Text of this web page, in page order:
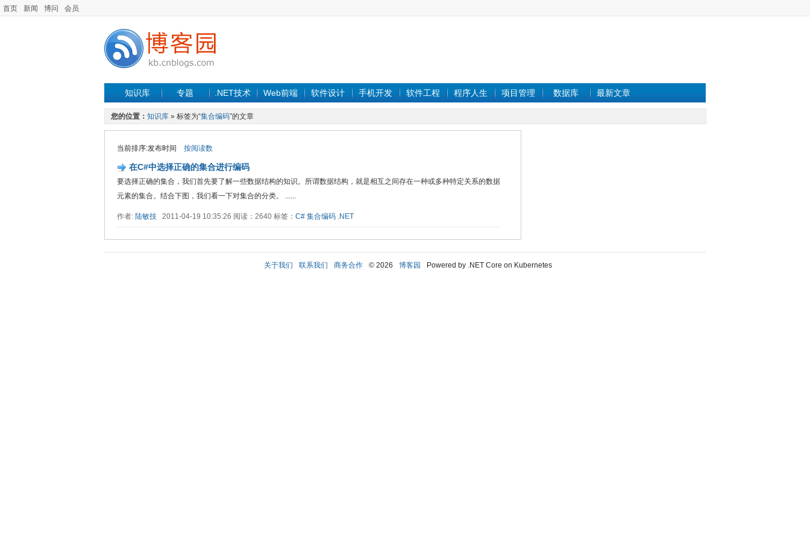
首页 新闻 博问 会员
知识库 专题 .NET技术 Web前端 软件设计 手机开发 软件工程 程序人生 项目管理 数据库 最新文章
您的位置： 知识库 » 标签为“集合编码”的文章
当前排序:发布时间 按阅读数
在C#中选择正确的集合进行编码
要选择正确的集合，我们首先要了解一些数据结构的知识。所谓数据结构，就是相互之间存在一种或多种特定关系的数据
元素的集合。结合下图，我们看一下对集合的分类。 ......
作者: 陆敏技 2011-04-19 10:35:26 阅读：2640 标签： C# 集合编码 .NET
关于我们 联系我们 商务合作 © 2026 博客园 Powered by .NET Core on Kubernetes